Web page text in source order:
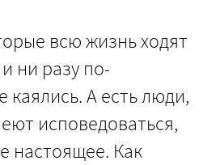
всю жизнь ходят
ни разу по-
каялись. А есть люди,
исповедоваться,
настоящее. Как